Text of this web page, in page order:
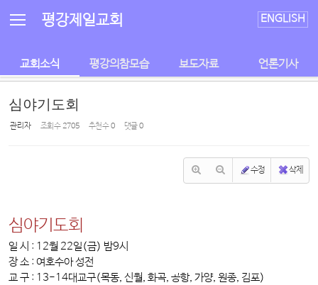
평강제일교회 ENGLISH
교회소식 평강의참모습 보도자료 언론기사
심야기도회
관리자 조회 수2705 추천 수0 댓글0
수정 삭제
심야기도회
일 시 : 12월 22일(금) 밤9시
장 소 : 여호수아 성전
교 구 : 13-14대교구(목동, 신월, 화곡, 공항, 가양, 원종, 김포)